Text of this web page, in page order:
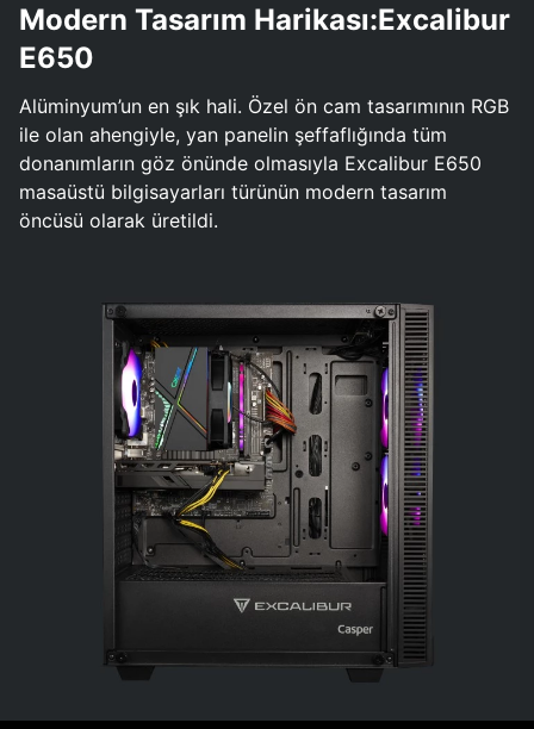
Modern Tasarım Harikası:Excalibur
E650
Alüminyum’un en şık hali. Özel ön cam tasarımının RGB
ile olan ahengiyle, yan panelin şeffaflığında tüm
donanımların göz önünde olmasıyla Excalibur E650
masaüstü bilgisayarları türünün modern tasarım
öncüsü olarak üretildi.